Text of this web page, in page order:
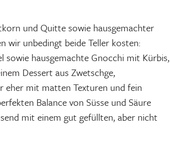
und Quitte sowie hausgemachter
wir unbedingt beide Teller kosten:
sowie hausgemachte Gnocchi mit Kürbis,
Dessert aus Zwetschge,
eher mit matten Texturen und fein
Balance von Süsse und Säure
mit einem gut gefüllten, aber nicht